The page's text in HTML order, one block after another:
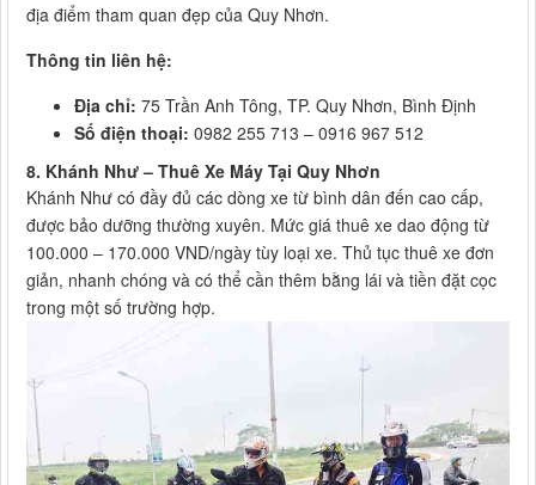
địa điểm tham quan đẹp của Quy Nhơn.
Thông tin liên hệ:
Địa chỉ: 75 Trần Anh Tông, TP. Quy Nhơn, Bình Định
Số điện thoại: 0982 255 713 – 0916 967 512
8. Khánh Như – Thuê Xe Máy Tại Quy Nhơn
Khánh Như có đầy đủ các dòng xe từ bình dân đến cao cấp,
được bảo dưỡng thường xuyên. Mức giá thuê xe dao động từ
100.000 – 170.000 VND/ngày tùy loại xe. Thủ tục thuê xe đơn
giản, nhanh chóng và có thể cần thêm bằng lái và tiền đặt cọc
trong một số trường hợp.